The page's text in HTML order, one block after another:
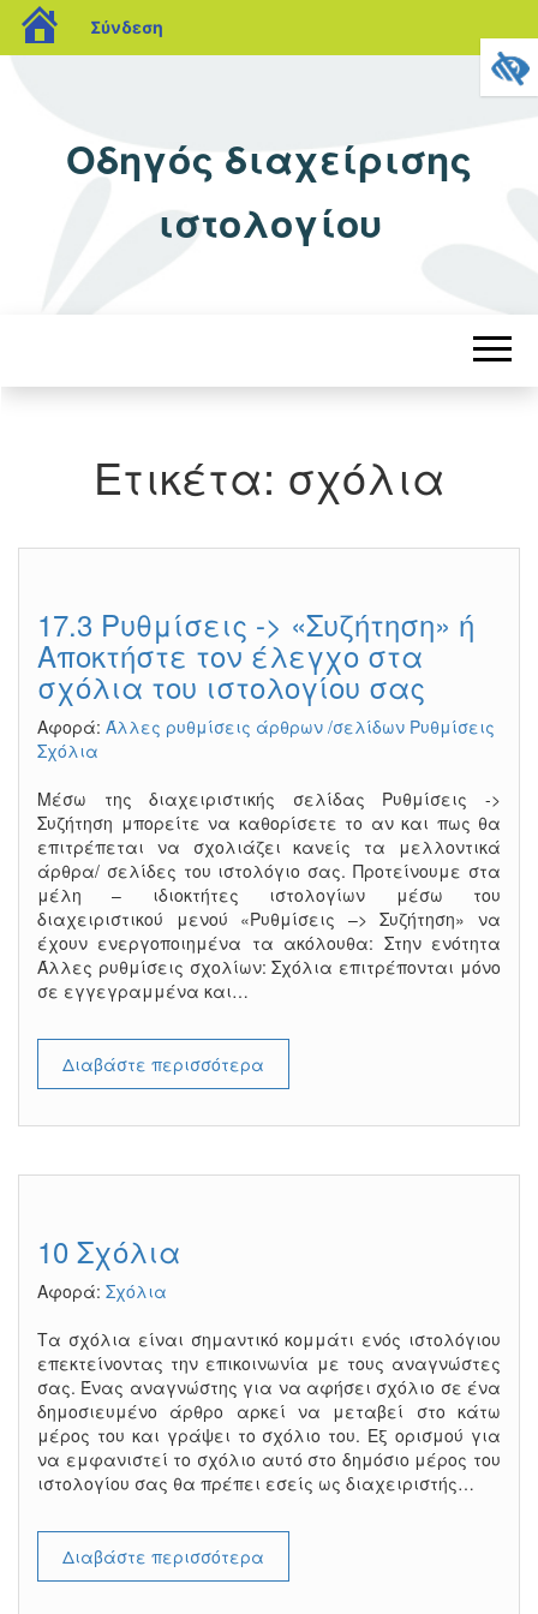
blogs.sch.gr
Σύνδεση
Οδηγός διαχείρισης
ιστολογίου
Ετικέτα: σχόλια
17.3 Ρυθμίσεις -> «Συζήτηση» ή
Αποκτήστε τον έλεγχο στα
σχόλια του ιστολογίου σας
Αφορά: Άλλες ρυθμίσεις άρθρων /σελίδων Ρυθμίσεις
Σχόλια
Μέσω της διαχειριστικής σελίδας Ρυθμίσεις ->
Συζήτηση μπορείτε να καθορίσετε το αν και πως θα
επιτρέπεται να σχολιάζει κανείς τα μελλοντικά
άρθρα/ σελίδες του ιστολόγιο σας. Προτείνουμε στα
μέλη – ιδιοκτήτες ιστολογίων μέσω του
διαχειριστικού μενού «Ρυθμίσεις –> Συζήτηση» να
έχουν ενεργοποιημένα τα ακόλουθα: Στην ενότητα
Άλλες ρυθμίσεις σχολίων: Σχόλια επιτρέπονται μόνο
σε εγγεγραμμένα και…
Διαβάστε περισσότερα
10 Σχόλια
Αφορά: Σχόλια
Τα σχόλια είναι σημαντικό κομμάτι ενός ιστολόγιου
επεκτείνοντας την επικοινωνία με τους αναγνώστες
σας. Ένας αναγνώστης για να αφήσει σχόλιο σε ένα
δημοσιευμένο άρθρο αρκεί να μεταβεί στο κάτω
μέρος του και γράψει το σχόλιο του. Εξ ορισμού για
να εμφανιστεί το σχόλιο αυτό στο δημόσιο μέρος του
ιστολογίου σας θα πρέπει εσείς ως διαχειριστής…
Διαβάστε περισσότερα